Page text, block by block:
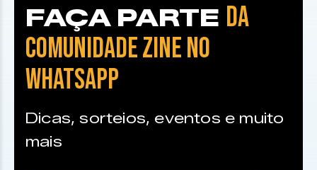
FAÇA PARTE DA
COMUNIDADE ZINE NO
WHATSAPP
Dicas, sorteios, eventos e muito
mais